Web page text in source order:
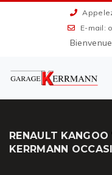
E-mail:
RENAULT
KERRMANN